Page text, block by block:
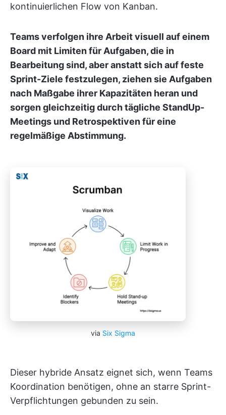
kontinuierlichen Flow von Kanban.
Teams verfolgen ihre Arbeit visuell auf einem
Board mit Limiten für Aufgaben, die in
Bearbeitung sind, aber anstatt sich auf feste
Sprint-Ziele festzulegen, ziehen sie Aufgaben
nach Maßgabe ihrer Kapazitäten heran und
sorgen gleichzeitig durch tägliche StandUp-
Meetings und Retrospektiven für eine
regelmäßige Abstimmung.
via Six Sigma
Dieser hybride Ansatz eignet sich, wenn Teams
Koordination benötigen, ohne an starre Sprint-
Verpflichtungen gebunden zu sein.